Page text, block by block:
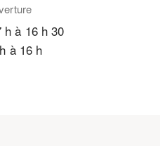
h à 16 h 30
à 16 h